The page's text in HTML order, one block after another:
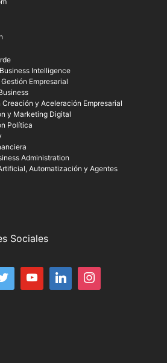
Intelligence
Empresarial
y Aceleración Empresarial
y Marketing Digital
Política
Administration
Automatización y Agentes
Sociales